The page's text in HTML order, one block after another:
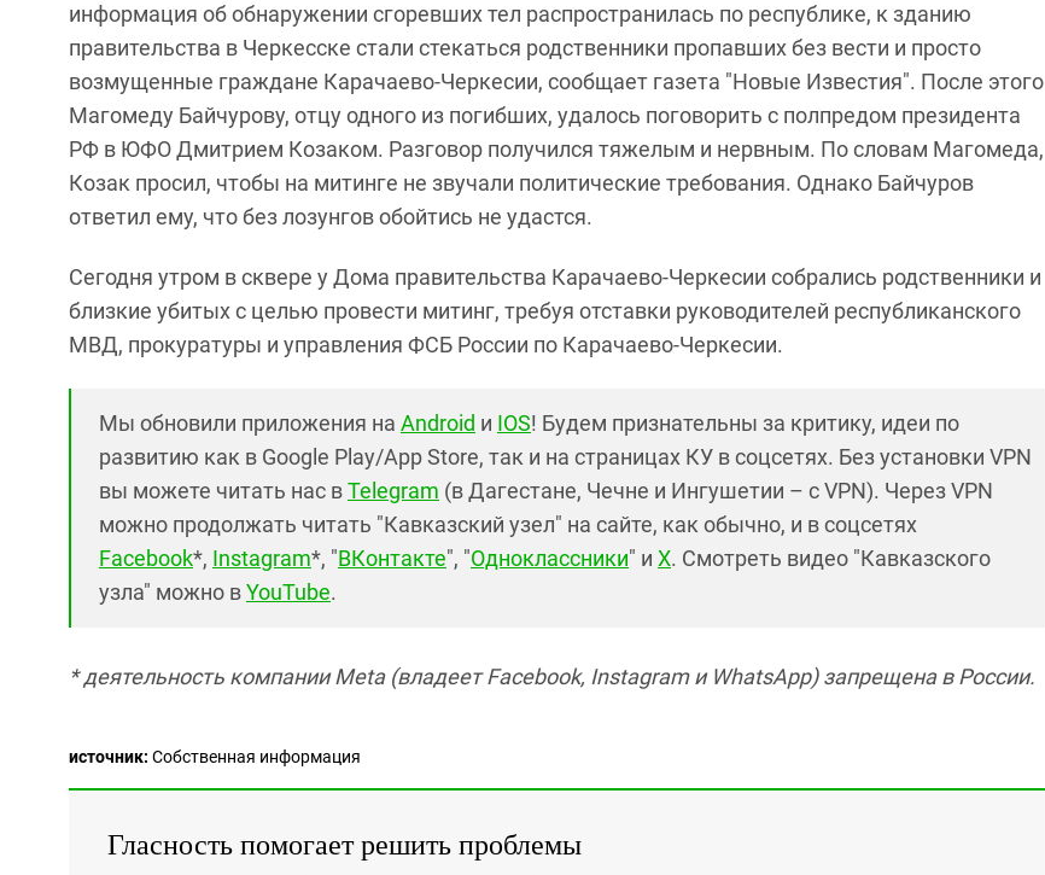
информация об обнаружении сгоревших тел распространилась по республике, к зданию
правительства в Черкесске стали стекаться родственники пропавших без вести и просто
возмущенные граждане Карачаево-Черкесии, сообщает газета "Новые Известия". После этого
Магомеду Байчурову, отцу одного из погибших, удалось поговорить с полпредом президента
РФ в ЮФО Дмитрием Козаком. Разговор получился тяжелым и нервным. По словам Магомеда,
Козак просил, чтобы на митинге не звучали политические требования. Однако Байчуров
ответил ему, что без лозунгов обойтись не удастся.
Сегодня утром в сквере у Дома правительства Карачаево-Черкесии собрались родственники и
близкие убитых с целью провести митинг, требуя отставки руководителей республиканского
МВД, прокуратуры и управления ФСБ России по Карачаево-Черкесии.
Мы обновили приложения на Android и IOS! Будем признательны за критику, идеи по
развитию как в Google Play/App Store, так и на страницах КУ в соцсетях. Без установки VPN
вы можете читать нас вTelegram (в Дагестане, Чечне и Ингушетии – с VPN). Через VPN
можно продолжать читать "Кавказский узел" на сайте, как обычно, и в соцсетях
Facebook*, Instagram*, "ВКонтакте", "Одноклассники" и X. Смотреть видео "Кавказского
узла" можно вYouTube.
* деятельность компании Meta (владеет Facebook, Instagram и WhatsApp) запрещена в России.
источник: Собственная информация
Гласность помогает решить проблемы